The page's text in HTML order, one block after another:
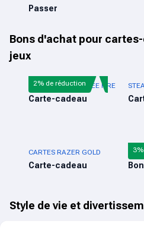
Passer
Bons d'achat pour
jeux
CARTE-CADEAU FREE FIRE
Carte-cadeau
2% de réduction
CARTES RAZER GOLD
Carte-cadeau Bon
Style de vie et